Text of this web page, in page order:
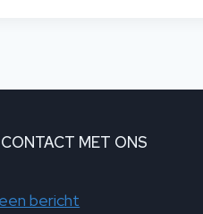
MET ONS
bericht